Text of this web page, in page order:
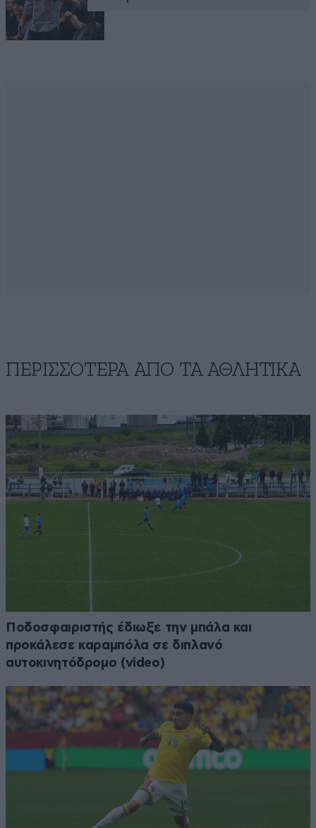
ΠΕΡΙΣΣΟΤΕΡΑ ΑΠΟ ΤA ΑΘΛΗΤΙΚΑ
Ποδοσφαιριστής έδιωξε την μπάλα και
προκάλεσε καραμπόλα σε διπλανό
αυτοκινητόδρομο (video)